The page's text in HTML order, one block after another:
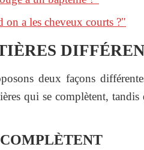
a les cheveux courts ?"
deux façons
qui se complètent,